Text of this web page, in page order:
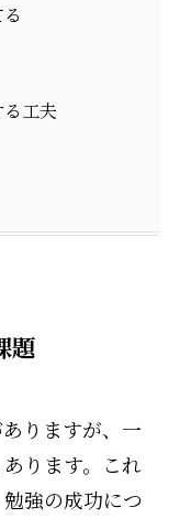
工夫
題
りますが、一
ります。これ
強の成功につ